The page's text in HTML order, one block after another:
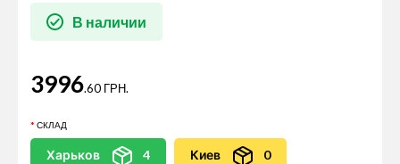
В наличии
3996.60 ГРН.
СКЛАД
Харьков 4 Киев 0